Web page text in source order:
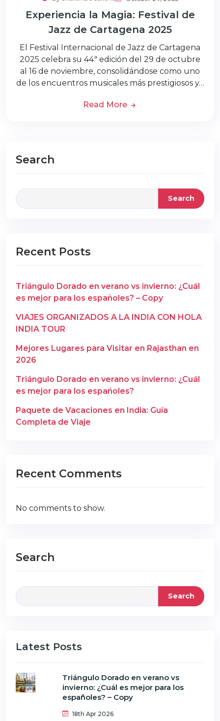
Experiencia la Magia: Festival de
Jazz de Cartagena 2025
El Festival Internacional de Jazz de Cartagena
2025 celebra su 44ª edición del 29 de octubre
al 16 de noviembre, consolidándose como uno
de los encuentros musicales más prestigiosos y…
Read More
Search
Search
Recent Posts
Triángulo Dorado en verano vs invierno: ¿Cuál
es mejor para los españoles? – Copy
VIAJES ORGANIZADOS A LA INDIA CON HOLA
INDIA TOUR
Mejores Lugares para Visitar en Rajasthan en
2026
Triángulo Dorado en verano vs invierno: ¿Cuál
es mejor para los españoles?
Paquete de Vacaciones en India: Guía
Completa de Viaje
Recent Comments
No comments to show.
Search
Search
Latest Posts
Triángulo Dorado en verano vs
invierno: ¿Cuál es mejor para los
españoles? – Copy
18th Apr 2026